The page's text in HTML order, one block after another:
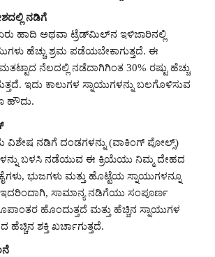
ನಡಿಗೆ
ಏರು ಹಾದಿ ಅಥವಾ ಟ್ರೆಡ್‌ಮಿಲ್‌ನ ಇಳಿಜಾರಿನಲ್ಲಿ
ಹೆಚ್ಚು ಶ್ರಮ ಪಡೆಯಬೇಕಾಗುತ್ತದೆ. ಈ
ನೆಲದಲ್ಲಿ ನಡೆದಾಗಿಗಿಂತ 30% ರಷ್ಟು ಹೆಚ್ಚು
ಇದು ಕಾಲುಗಳ ಸ್ನಾಯುಗಳನ್ನು ಬಲಗೊಳಿಸುವ
ಹೌದು.
ವಿಶೇಷ ನಡಿಗೆ ದಂಡಗಳನ್ನು (ವಾಕಿಂಗ್ ಪೋಲ್ಸ್)
ಬಳಸಿ ನಡೆಯುವ ಈ ಕ್ರಿಯೆಯು ನಿಮ್ಮ ದೇಹದ
ಭುಜಗಳು ಮತ್ತು ಹೊಟ್ಟೆಯ ಸ್ನಾಯುಗಳನ್ನೂ
ಇದರಿಂದಾಗಿ, ಸಾಮಾನ್ಯ ನಡಿಗೆಯು ಸಂಪೂರ್ಣ
ಹೊಂದುತ್ತದೆ ಮತ್ತು ಹೆಚ್ಚಿನ ಸ್ನಾಯುಗಳ
ಶಕ್ತಿ ಖರ್ಚಾಗುತ್ತದೆ.